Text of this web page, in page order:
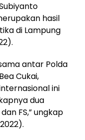
hasil
di Lampung
antar Polda
Cukai,
ini
dua
FS,” ungkap